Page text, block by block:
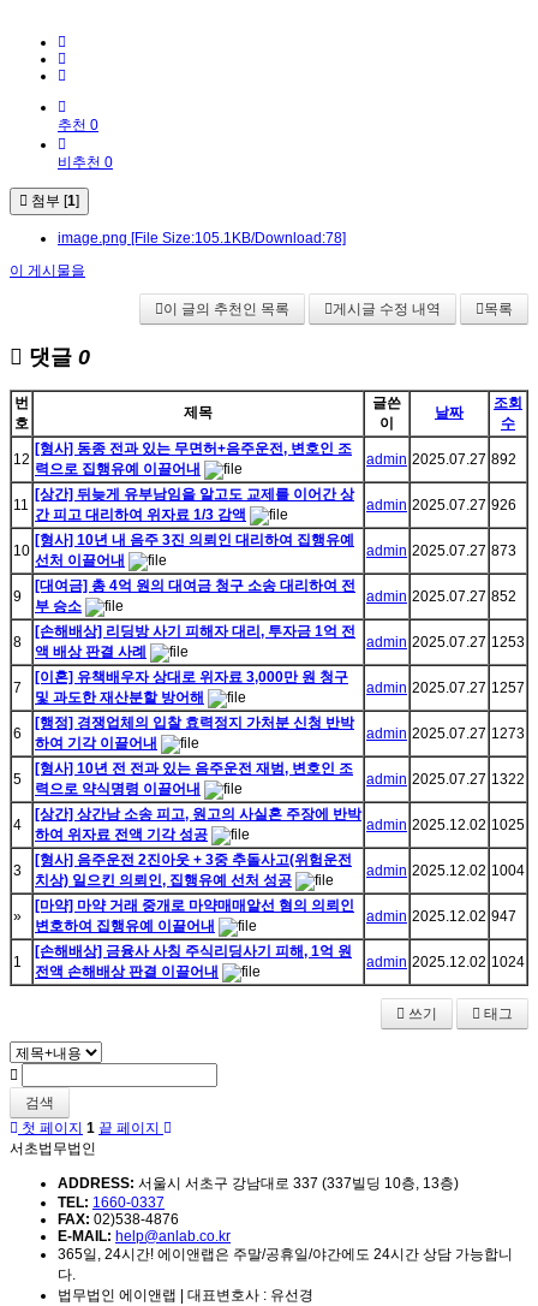
추천 0
비추천 0
첨부 [1]
image.png [File Size:105.1KB/Download:78]
이 게시물을
이 글의 추천인 목록 게시글 수정 내역 목록
댓글 0
번
호
제목
글쓴
이
날짜
조회
수
12
[형사] 동종 전과 있는 무면허+음주운전, 변호인 조
력으로 집행유예 이끌어내
admin 2025.07.27 892
11
[상간] 뒤늦게 유부남임을 알고도 교제를 이어간 상
간 피고 대리하여 위자료 1/3 감액
admin 2025.07.27 926
10
[형사] 10년 내 음주 3진 의뢰인 대리하여 집행유예
선처 이끌어내
admin 2025.07.27 873
9
[대여금] 총 4억 원의 대여금 청구 소송 대리하여 전
부 승소
admin 2025.07.27 852
8
[손해배상] 리딩방 사기 피해자 대리, 투자금 1억 전
액 배상 판결 사례
admin 2025.07.27 1253
7
[이혼] 유책배우자 상대로 위자료 3,000만 원 청구
및 과도한 재산분할 방어해
admin 2025.07.27 1257
6
[행정] 경쟁업체의 입찰 효력정지 가처분 신청 반박
하여 기각 이끌어내
admin 2025.07.27 1273
5
[형사] 10년 전 전과 있는 음주운전 재범, 변호인 조
력으로 약식명령 이끌어내
admin 2025.07.27 1322
4
[상간] 상간남 소송 피고, 원고의 사실혼 주장에 반박
하여 위자료 전액 기각 성공
admin 2025.12.02 1025
3
[형사] 음주운전 2진아웃 + 3중 추돌사고(위험운전
치상) 일으킨 의뢰인, 집행유예 선처 성공
admin 2025.12.02 1004
»
[마약] 마약 거래 중개로 마약매매알선 혐의 의뢰인
변호하여 집행유예 이끌어내
admin 2025.12.02 947
1
[손해배상] 금융사 사칭 주식리딩사기 피해, 1억 원
전액 손해배상 판결 이끌어내
admin 2025.12.02 1024
쓰기 태그
검색
첫 페이지 1 끝 페이지
서초법무법인
ADDRESS: 서울시 서초구 강남대로 337 (337빌딩 10층, 13층)
TEL: 1660-0337
FAX: 02)538-4876
E-MAIL: help@anlab.co.kr
365일, 24시간! 에이앤랩은 주말/공휴일/야간에도 24시간 상담 가능합니
다.
법무법인 에이앤랩 | 대표변호사 : 유선경